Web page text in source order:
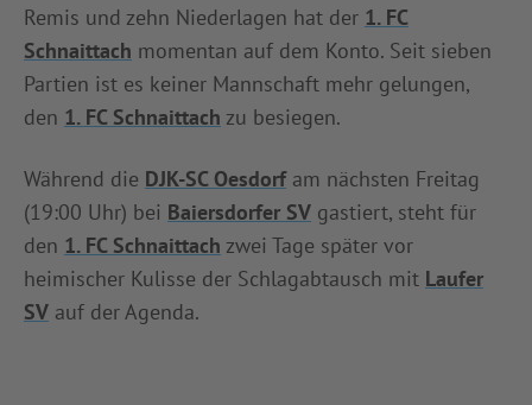
Remis und zehn Niederlagen hat der 1. FC
Schnaittach momentan auf dem Konto. Seit sieben
Partien ist es keiner Mannschaft mehr gelungen,
den 1. FC Schnaittach zu besiegen.
Während die DJK-SC Oesdorfam nächsten Freitag
(19:00 Uhr) bei Baiersdorfer SV gastiert, steht für
den 1. FC Schnaittach zwei Tage später vor
heimischer Kulisse der Schlagabtausch mit Laufer
SV auf der Agenda.